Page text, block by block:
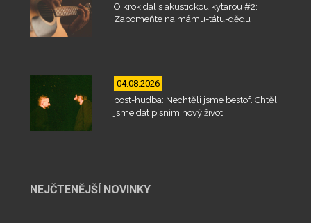
O krok dál s akustickou kytarou #2:
Zapomeňte na mámu-tátu-dědu
04.08.2026
post-hudba: Nechtěli jsme bestof. Chtěli
jsme dát písním nový život
NEJČTENĚJŠÍ NOVINKY